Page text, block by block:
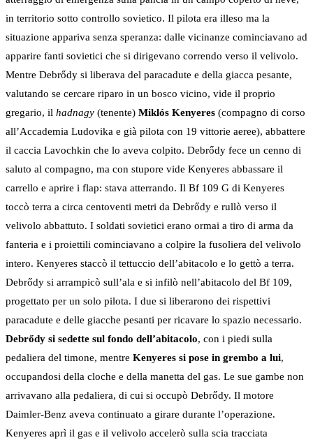
in territorio sotto controllo sovietico. Il pilota era illeso ma la
situazione appariva senza speranza: dalle vicinanze cominciavano ad
apparire fanti sovietici che si dirigevano correndo verso il velivolo.
Mentre Debrődy si liberava del paracadute e della giacca pesante,
valutando se cercare riparo in un bosco vicino, vide il proprio
gregario, il hadnagy (tenente) Miklós Kenyeres (compagno di corso
all’Accademia Ludovika e già pilota con 19 vittorie aeree), abbattere
il caccia Lavochkin che lo aveva colpito. Debrődy fece un cenno di
saluto al compagno, ma con stupore vide Kenyeres abbassare il
carrello e aprire i flap: stava atterrando. Il Bf 109 G di Kenyeres
toccò terra a circa centoventi metri da Debrődy e rullò verso il
velivolo abbattuto. I soldati sovietici erano ormai a tiro di arma da
fanteria e i proiettili cominciavano a colpire la fusoliera del velivolo
intero. Kenyeres staccò il tettuccio dell’abitacolo e lo gettò a terra.
Debrődy si arrampicò sull’ala e si infilò nell’abitacolo del Bf 109,
progettato per un solo pilota. I due si liberarono dei rispettivi
paracadute e delle giacche pesanti per ricavare lo spazio necessario.
Debrődy si sedette sul fondo dell’abitacolo, con i piedi sulla
pedaliera del timone, mentre Kenyeres si pose in grembo a lui,
occupandosi della cloche e della manetta del gas. Le sue gambe non
arrivavano alla pedaliera, di cui si occupò Debrődy. Il motore
Daimler-Benz aveva continuato a girare durante l’operazione.
Kenyeres aprì il gas e il velivolo accelerò sulla scia tracciata